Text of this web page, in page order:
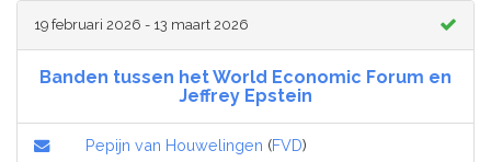
19 februari 2026 - 13 maart 2026
Banden tussen het World Economic Forum en
Jeffrey Epstein
Pepijn van Houwelingen (FVD)